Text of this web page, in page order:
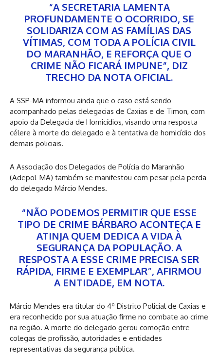
“A SECRETARIA LAMENTA
PROFUNDAMENTE O OCORRIDO, SE
SOLIDARIZA COM AS FAMÍLIAS DAS
VÍTIMAS, COM TODA A POLÍCIA CIVIL
DO MARANHÃO, E REFORÇA QUE O
CRIME NÃO FICARÁ IMPUNE”, DIZ
TRECHO DA NOTA OFICIAL.
A SSP-MA informou ainda que o caso está sendo
acompanhado pelas delegacias de Caxias e de Timon, com
apoio da Delegacia de Homicídios, visando uma resposta
célere à morte do delegado e à tentativa de homicídio dos
demais policiais.
A Associação dos Delegados de Polícia do Maranhão
(Adepol-MA) também se manifestou com pesar pela perda
do delegado Márcio Mendes.
“NÃO PODEMOS PERMITIR QUE ESSE
TIPO DE CRIME BÁRBARO ACONTEÇA E
ATINJA QUEM DEDICA A VIDA À
SEGURANÇA DA POPULAÇÃO. A
RESPOSTA A ESSE CRIME PRECISA SER
RÁPIDA, FIRME E EXEMPLAR”, AFIRMOU
A ENTIDADE, EM NOTA.
Márcio Mendes era titular do 4º Distrito Policial de Caxias e
era reconhecido por sua atuação firme no combate ao crime
na região. A morte do delegado gerou comoção entre
colegas de profissão, autoridades e entidades
representativas da segurança pública.